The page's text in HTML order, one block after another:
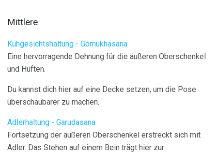
Mittlere
Kuhgesichtshaltung - Gomukhasana
Eine hervorragende Dehnung für die äußeren Oberschenkel
und Hüften.
Du kannst dich hier auf eine Decke setzen, um die Pose
überschaubarer zu machen.
Adlerhaltung - Garudasana
Fortsetzung der äußeren Oberschenkel erstreckt sich mit
Adler. Das Stehen auf einem Bein trägt hier zur